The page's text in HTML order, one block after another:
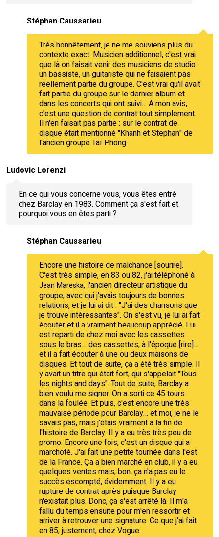
Stéphan Caussarieu
Trés honnêtement, je ne me souviens plus du
contexte exact. Musicien additionnel, c'est vrai
que là on faisait venir des musiciens de studio :
un bassiste, un guitariste qui ne faisaient pas
réellement partie du groupe. C'est vrai qu'il avait
fait partie du groupe sur le dernier album et
dans les concerts qui ont suivi… A mon avis,
c'est une question de contrat tout simplement.
Il n'en faisait pas partie : sur le contrat de
disque était mentionné "Khanh et Stephan" de
l'ancien groupe Taï Phong.
Ludovic Lorenzi
En ce qui vous concerne vous, vous êtes entré
chez Barclay en 1983. Comment ça s'est fait et
pourquoi vous en êtes parti ?
Stéphan Caussarieu
Encore une histoire de malchance [sourire].
C'est très simple, en 83 ou 82, j'ai téléphoné à
Jean Mareska, l'ancien directeur artistique du
groupe, avec qui j'avais toujours de bonnes
relations, et je lui ai dit : "J'ai des chansons que
je trouve intéressantes". On s'est vu, je lui ai fait
écouter et il a vraiment beaucoup apprécié. Lui
est reparti de chez moi avec les cassettes
sous le bras… des cassettes, à l'époque [rire]…
et il a fait écouter à une ou deux maisons de
disques. Et tout de suite, ça a été très simple. Il
y avait un titre qui était fort, qui s'appelait "Tous
les nights and days". Tout de suite, Barclay a
bien voulu me signer. On a sorti ce 45 tours
dans la foulée. Et puis, c'est encore une très
mauvaise période pour Barclay… et moi, je ne le
savais pas, mais j'étais vraiment à la fin de
l'histoire de Barclay. Il y a eu très très peu de
promo. Encore une fois, c'est un disque qui a
marchoté. J'ai fait une petite tournée dans l'est
de la France. Ça a bien marché en club, il y a eu
quelques ventes mais, bon, ça n'a pas eu le
succès escompté, évidemment. Il y a eu
rupture de contrat après puisque Barclay
n'existait plus. Donc, ça s'est arrêté là. Il m'a
fallu du temps ensuite pour m'en ressortir et
arriver à retrouver une signature. Ce que j'ai fait
en 85, justement, chez Vogue.